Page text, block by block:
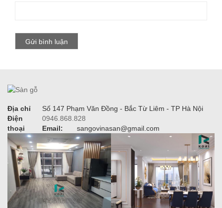
Địa chỉ
Số 147 Phạm Văn Đồng - Bắc Từ Liêm - TP Hà Nội
Điện
thoại
0946.868.828
Email:
sangovinasan@gmail.com